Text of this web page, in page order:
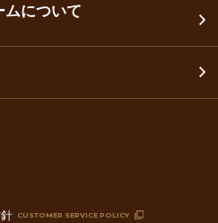
ムについて
CUSTOMER SERVICE POLICY